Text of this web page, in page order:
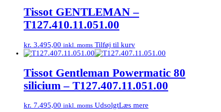
Tissot GENTLEMAN –
T127.410.11.051.00
kr. 3.495,00 inkl. moms Tilføj til kurv
Tissot Gentleman Powermatic 80
silicium – T127.407.11.051.00
kr. 7.495,00 inkl. moms UdsolgtLæs mere